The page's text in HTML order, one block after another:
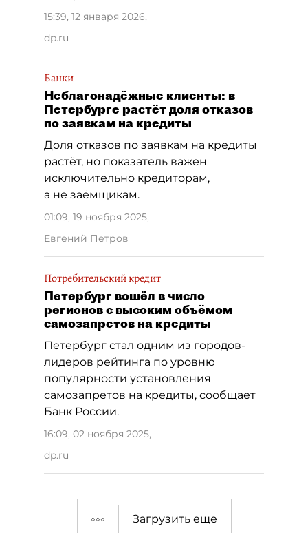
15:39, 12 января 2026,
dp.ru
Банки
Неблагонадёжные клиенты: в
Петербурге растёт доля отказов
по заявкам на кредиты
Доля отказов по заявкам на кредиты
растёт, но показатель важен
исключительно кредиторам,
а не заёмщикам.
01:09, 19 ноября 2025,
Евгений Петров
Потребительский кредит
Петербург вошёл в число
регионов с высоким объёмом
самозапретов на кредиты
Петербург стал одним из городов-
лидеров рейтинга по уровню
популярности установления
самозапретов на кредиты, сообщает
Банк России.
16:09, 02 ноября 2025,
dp.ru
Загрузить еще